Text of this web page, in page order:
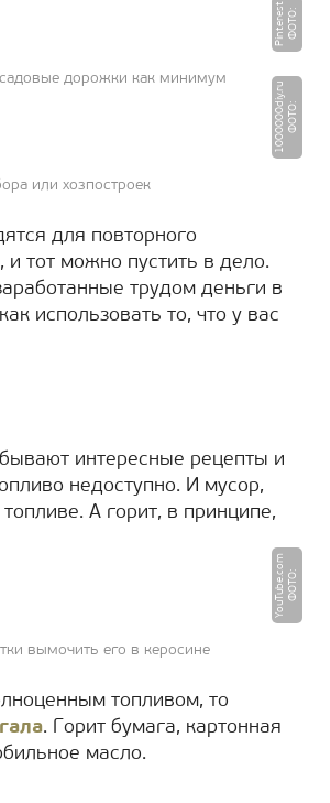
Ф
О
Т
О
:
Pi
n
t
e
r
e
s
t
дорожки как минимум
Ф
О
Т
О
:
1
0
0
0
0
0
0
di
y.
r
u
или хозпостроек
для повторного
и тот можно пустить в дело.
трудом деньги в
использовать то, что у вас
интересные рецепты и
недоступно. И мусор,
А горит, в принципе,
Ф
О
Т
О
:
Y
o
u
T
u
b
e.
c
o
m
вымочить его в керосине
топливом, то
. Горит бумага, картонная
масло.